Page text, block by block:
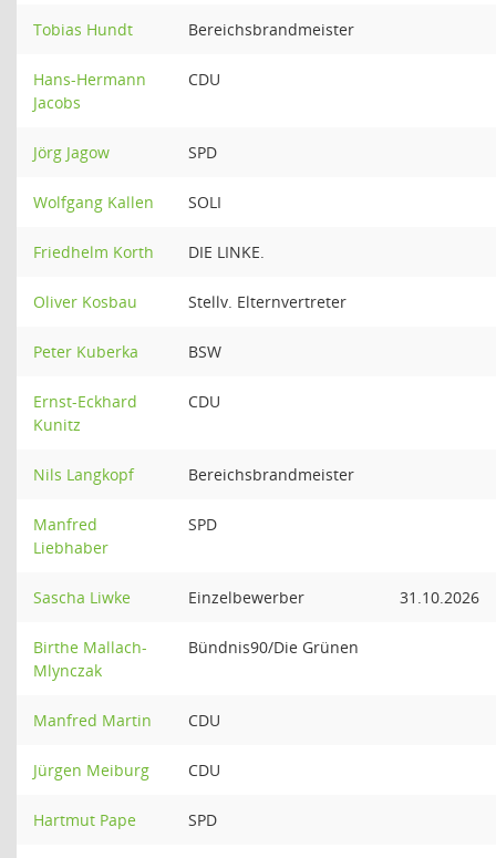
Tobias Hundt Bereichsbrandmeister
Hans-Hermann
Jacobs
CDU
Jörg Jagow SPD
Wolfgang Kallen SOLI
Friedhelm Korth DIE LINKE.
Oliver Kosbau Stellv. Elternvertreter
Peter Kuberka BSW
Ernst-Eckhard
Kunitz
CDU
Nils Langkopf Bereichsbrandmeister
Manfred
Liebhaber
SPD
Sascha Liwke Einzelbewerber 31.10.2026
Birthe Mallach-
Mlynczak
Bündnis90/Die Grünen
Manfred Martin CDU
Jürgen Meiburg CDU
Hartmut Pape SPD